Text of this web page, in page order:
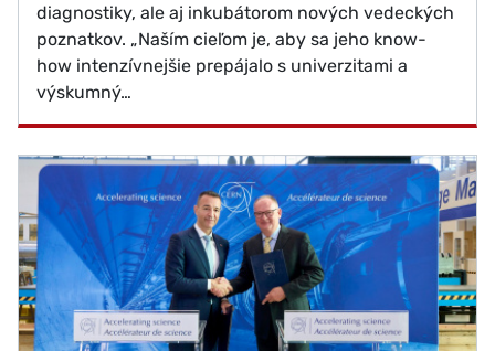
diagnostiky, ale aj inkubátorom nových vedeckých
poznatkov. „Naším cieľom je, aby sa jeho know-
how intenzívnejšie prepájalo s univerzitami a
výskumný…